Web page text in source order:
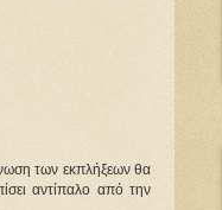
των εκπλήξεων θα
αντίπαλο από την